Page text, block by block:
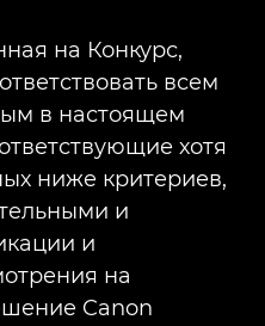
на Конкурс,
всем
в настоящем
хотя
ниже критериев,
и
и
на
Canon